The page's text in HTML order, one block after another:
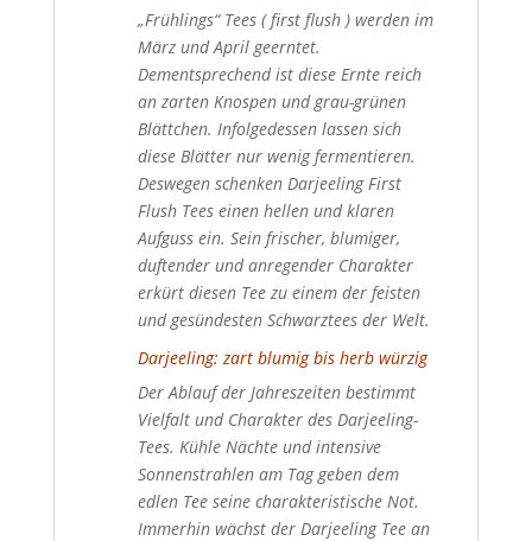
„Frühlings“ Tees ( first flush ) werden im
März und April geerntet.
Dementsprechend ist diese Ernte reich
an zarten Knospen und grau-grünen
Blättchen. Infolgedessen lassen sich
diese Blätter nur wenig fermentieren.
Deswegen schenken Darjeeling First
Flush Tees einen hellen und klaren
Aufguss ein. Sein frischer, blumiger,
duftender und anregender Charakter
erkürt diesen Tee zu einem der feisten
und gesündesten Schwarztees der Welt.
Darjeeling: zart blumig bis herb würzig
Der Ablauf der Jahreszeiten bestimmt
Vielfalt und Charakter des Darjeeling-
Tees. Kühle Nächte und intensive
Sonnenstrahlen am Tag geben dem
edlen Tee seine charakteristische Not.
Immerhin wächst der Darjeeling Tee an